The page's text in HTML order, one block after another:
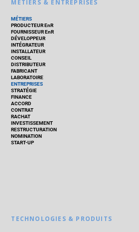
MÉTIERS & ENTREPRISES
MÉTIERS
PRODUCTEUR EnR
FOURNISSEUR EnR
DÉVELOPPEUR
INTÉGRATEUR
INSTALLATEUR
CONSEIL
DISTRIBUTEUR
FABRICANT
LABORATOIRE
ENTREPRISES
STRATÉGIE
FINANCE
ACCORD
CONTRAT
RACHAT
INVESTISSEMENT
RESTRUCTURATION
NOMINATION
START-UP
TECHNOLOGIES & PRODUITS